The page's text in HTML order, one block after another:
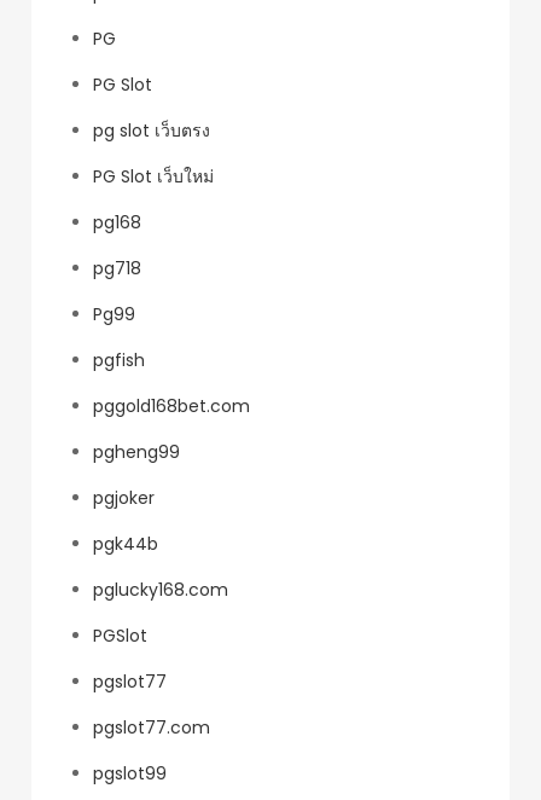
PG
PG Slot
pg slot เว็บตรง
PG Slot เว็บใหม่
pg168
pg718
Pg99
pgfish
pggold168bet.com
pgheng99
pgjoker
pgk44b
pglucky168.com
PGSlot
pgslot77
pgslot77.com
pgslot99